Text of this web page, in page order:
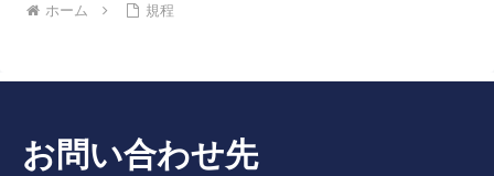
ホーム 規程
お問い合わせ先